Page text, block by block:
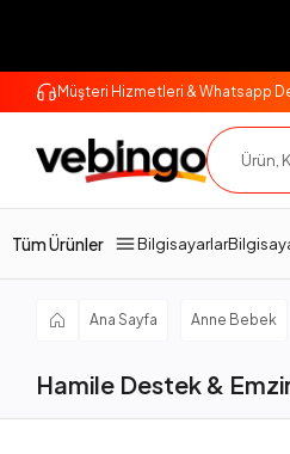
Müşteri Hizmetleri & Whatsapp
Tüm Ürünler Bilgisayarlar
Ana Sayfa Anne Bebek
Hamile Destek &